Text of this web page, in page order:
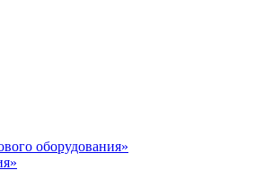
оборудования»